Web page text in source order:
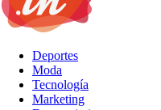
Deportes
Moda
Tecnología
Marketing